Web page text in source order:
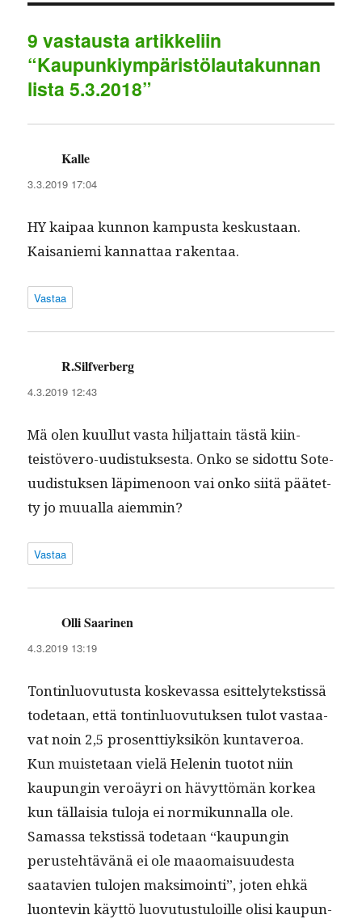
p
a
m
9 vastausta artikkeliin
“Kaupunkiympäristölautakunnan
lista 5.3.2018”
Kalle
3.3.2019 17:04
HY kaipaa kun­non kam­pus­ta keskus­taan.
Kaisanie­mi kan­nat­taa rakentaa.
Vastaa
R.Silfverberg
4.3.2019 12:43
Mä olen kuul­lut vas­ta hil­jat­tain tästä kiin­
teistövero-uud­is­tuk­ses­ta. Onko se sidot­tu Sote-
uud­is­tuk­sen läpi­menoon vai onko siitä päätet­
ty jo muual­la aiemmin?
Vastaa
Olli Saarinen
4.3.2019 13:19
Ton­tin­lu­ovu­tus­ta koskevas­sa esit­te­lytek­stis­sä
tode­taan, että ton­tin­lu­ovu­tuk­sen tulot vas­taa­
vat noin 2,5 pros­ent­tiyk­sikön kun­taveroa.
Kun muis­te­taan vielä Helenin tuo­tot niin
kaupun­gin veroäyri on hävyt­tömän korkea
kun täl­laisia tulo­ja ei normikun­nal­la ole.
Samas­sa tek­stis­sä tode­taan “kaupun­gin
peruste­htävänä ei ole maao­maisu­ud­es­ta
saatavien tulo­jen mak­si­moin­ti”, joten ehkä
luon­tevin käyt­tö luovu­tus­tu­loille olisi kaupun­